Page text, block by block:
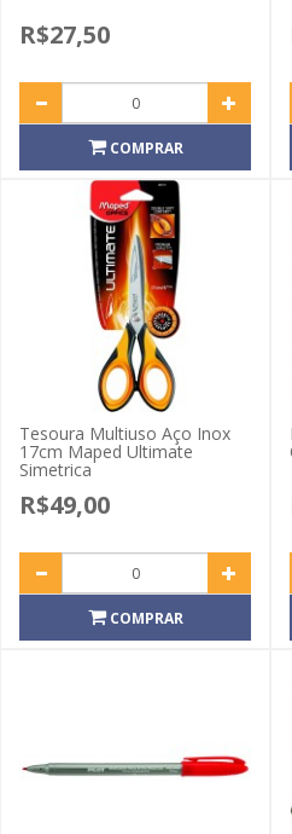
R$27,50
COMPRAR
Tesoura Multiuso Aço Inox
17cm Maped Ultimate
Simetrica
R$49,00
COMPRAR